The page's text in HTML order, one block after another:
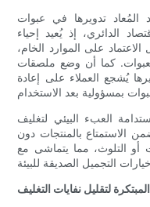
المُعاد تدويرها في عبوات
الدائري، إذ يُعيد إحياء
على الموارد الخام،
كما أن وضع ملصقات
يُشجع العملاء على إعادة
العبء البيئي لتغليف
الاستمتاع بالمنتجات دون
أو التلوث، مما يتماشى مع
لتقليل نفايات التغليف